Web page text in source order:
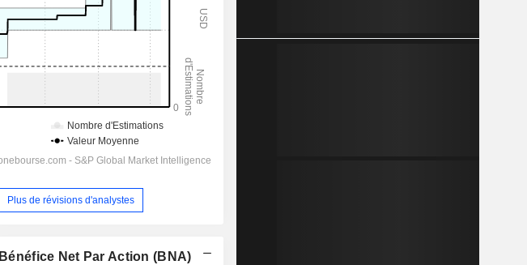
Plus de révisions d'analystes
Bénéfice Net Par Action (BNA)